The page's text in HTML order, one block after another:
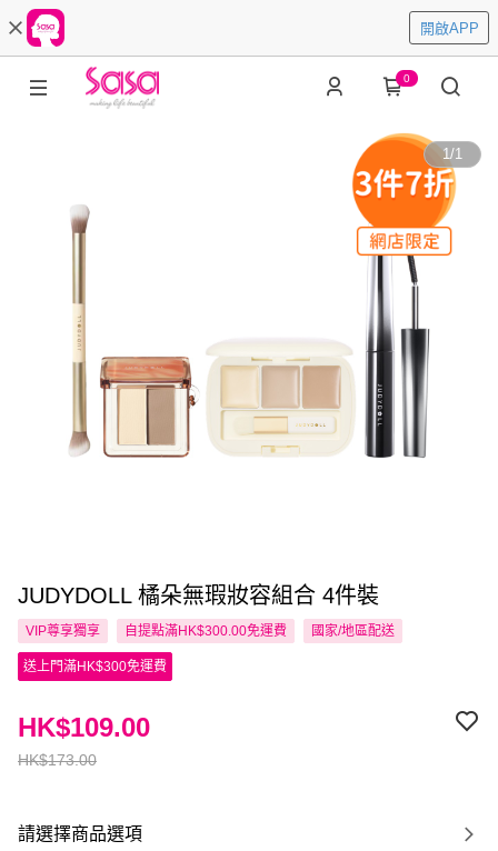
開啟APP
0
1/1
JUDYDOLL 橘朵無瑕妝容組合 4件裝
VIP尊享獨享 自提點滿HK$300.00免運費 國家/地區配送
送上門滿HK$300免運費
HK$173.00
HK$109.00
請選擇商品選項